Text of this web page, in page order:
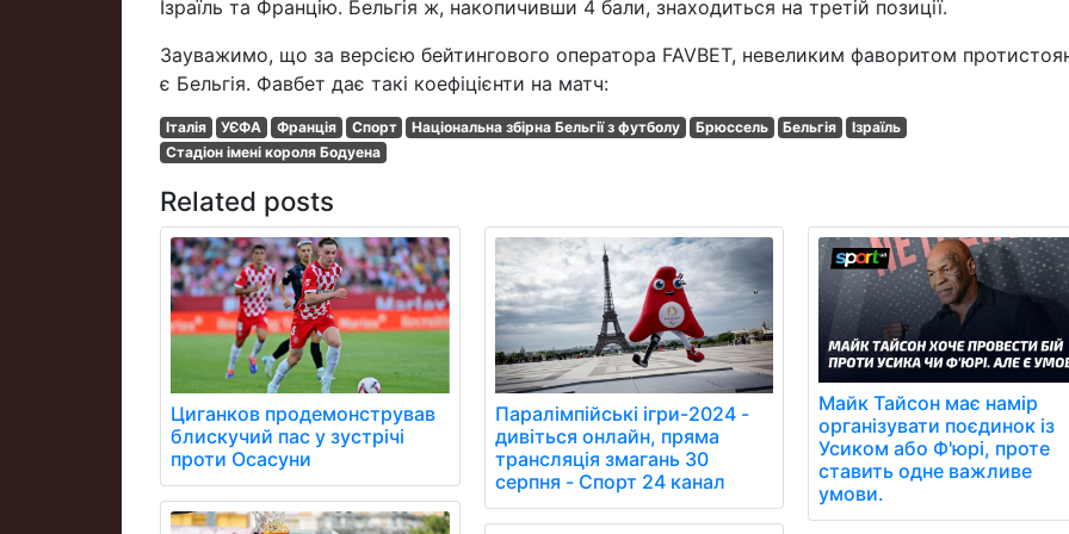
Ізраїль та Францію. Бельгія ж, накопичивши 4 бали, знаходиться на третій позиції.
Зауважимо, що за версією бейтингового оператора FAVBET, невеликим фаворитом
є Бельгія. Фавбет дає такі коефіцієнти на матч:
Італія УЄФА Франція Спорт Національна збірна Бельгії з футболу Брюссель Бельгія
Ізраїль
Стадіон імені короля Бодуена
Related posts
Циганков продемонстрував
блискучий пас у зустрічі
проти Осасуни
Паралімпійські ігри-2024 -
дивіться онлайн, пряма
трансляція змагань 30
серпня - Спорт 24 канал
Майк Тайсон має намір
організувати поєдинок із
Усиком або Ф'юрі, проте
ставить одне важливе
умови.